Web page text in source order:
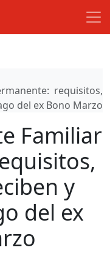
requisitos,
del ex Bono Marzo
Familiar
y
del ex